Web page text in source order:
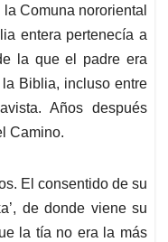
Comuna nororiental
entera pertenecía a
la que el padre era
Biblia, incluso entre
Años después
Camino.
El consentido de su
de donde viene su
la tía no era la más